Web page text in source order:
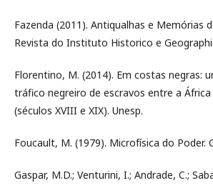
Fazenda (2011). Antiqualhas e Memórias
Revista do Instituto Historico e
Florentino, M. (2014). Em costas negras:
tráfico negreiro de escravos entre a África
(séculos XVIII e XIX). Unesp.
Foucault, M. (1979). Microfísica do Poder.
Gaspar, M.D.; Venturini, I.; Andrade, C.;